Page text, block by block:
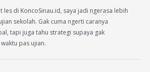
les di KoncoSinau.id, saya jadi ngerasa lebih
sekolah. Gak cuma ngerti caranya
tapi juga tahu strategi supaya gak
pas ujian.